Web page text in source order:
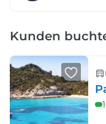
Kunden